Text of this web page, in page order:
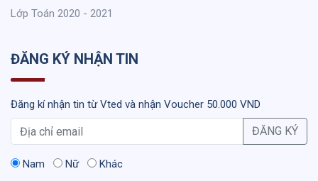
Lớp Toán 2020 - 2021
ĐĂNG KÝ NHẬN TIN
Đăng kí nhận tin từ Vted và nhận Voucher 50.000 VND
ĐĂNG KÝ
Nam Nữ Khác